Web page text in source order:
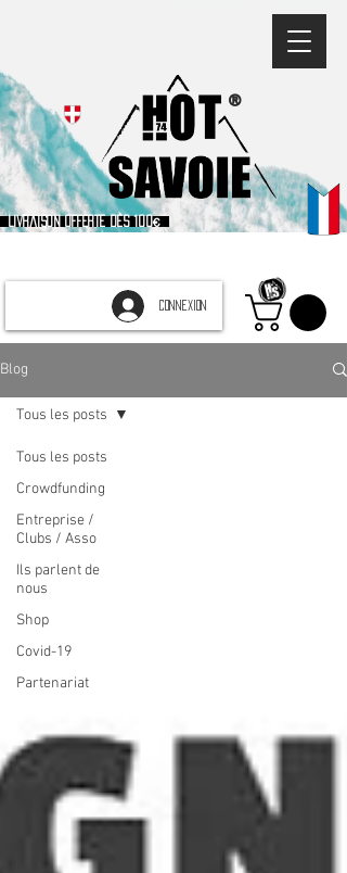
®
Livraison offerte dès 100€
CONNEXION
Blog
Tous les posts
Crowdfunding
Entreprise /
Clubs / Asso
Ils parlent de
nous
Shop
Covid-19
Partenariat
Tous les posts